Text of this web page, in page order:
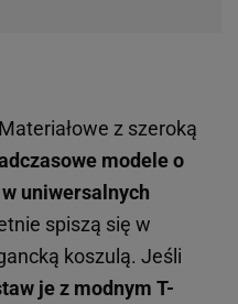
z szeroką
modele o
uniwersalnych
spiszą się w
koszulą. Jeśli
je z modnym T-